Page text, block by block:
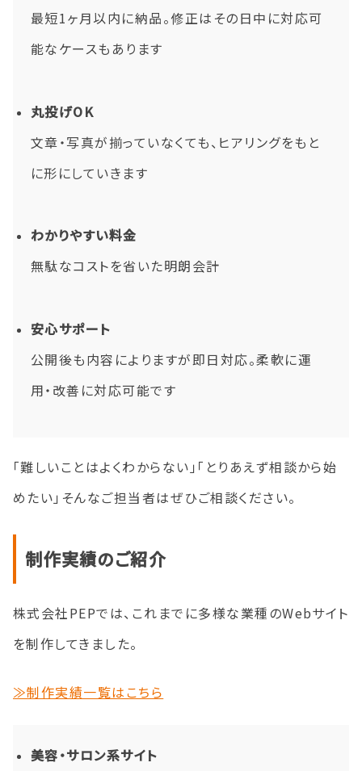
最短1ヶ月以内に納品。修正はその日中に対応可
能なケースもあります
丸投げOK
文章・写真が揃っていなくても、ヒアリングをもと
に形にしていきます
わかりやすい料金
無駄なコストを省いた明朗会計
安心サポート
公開後も内容によりますが即日対応。柔軟に運
用・改善に対応可能です
「難しいことはよくわからない」「とりあえず相談から始
めたい」そんなご担当者はぜひご相談ください。
制作実績のご紹介
株式会社PEPでは、これまでに多様な業種のWebサイト
を制作してきました。
≫制作実績一覧はこちら
美容・サロン系サイト